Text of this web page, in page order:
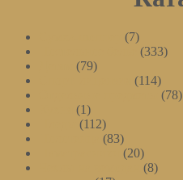
(7)
(333)
(79)
(114)
(78)
(1)
(112)
(83)
(20)
(8)